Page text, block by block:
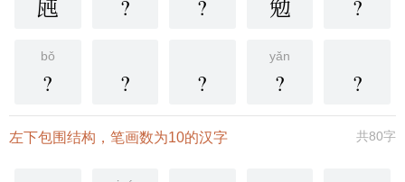
瓲 ? ? 勉 ?
bǒ
? ? ?
yǎn
? ?
共80字
左下包围结构，笔画数为10的汉字